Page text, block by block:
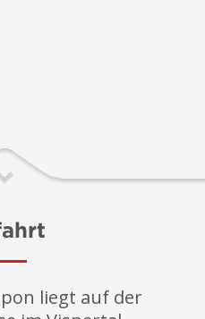
liegt auf der